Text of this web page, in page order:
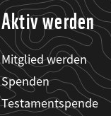
Aktiv werden
Mitglied werden
Spenden
Testamentspende